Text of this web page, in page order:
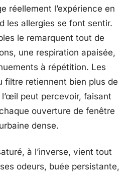
réellement l’expérience en
les allergies se font sentir.
le remarquent tout de
une respiration apaisée,
à répétition. Les
filtre retiennent bien plus de
peut percevoir, faisant
ouverture de fenêtre
dense.
à l’inverse, vient tout
odeurs, buée persistante,